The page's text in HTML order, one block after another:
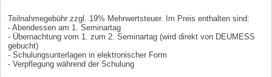
Teilnahmegebühr zzgl. 19% Mehrwertsteuer. Im Preis enthalten sind:
- Abendessen am 1. Seminartag
- Übernachtung vom 1. zum 2. Seminartag (wird direkt von DEUMESS
gebucht)
- Schulungsunterlagen in elektronischer Form
- Verpflegung während der Schulung